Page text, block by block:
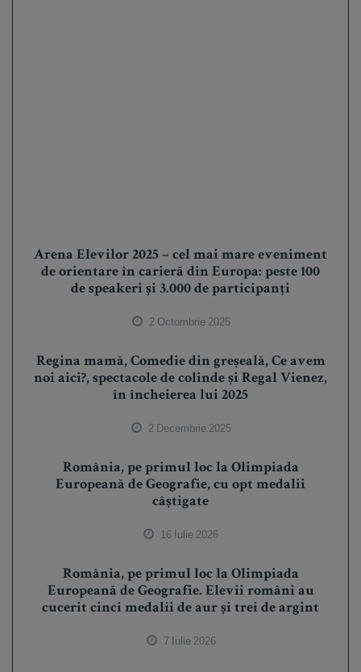
Arena Elevilor 2025 – cel mai mare eveniment
de orientare în carieră din Europa: peste 100
de speakeri și 3.000 de participanți
2 Octombrie 2025
Regina mamă, Comedie din greșeală, Ce avem
noi aici?, spectacole de colinde și Regal Vienez,
în încheierea lui 2025
2 Decembrie 2025
România, pe primul loc la Olimpiada
Europeană de Geografie, cu opt medalii
câștigate
16 Iulie 2026
România, pe primul loc la Olimpiada
Europeană de Geografie. Elevii români au
cucerit cinci medalii de aur și trei de argint
7 Iulie 2026